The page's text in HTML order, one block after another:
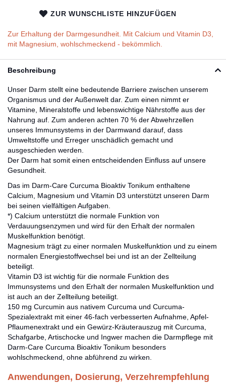
ZUR WUNSCHLISTE HINZUFÜGEN
Zur Erhaltung der Darmgesundheit. Mit Calcium und Vitamin D3,
mit Magnesium, wohlschmeckend - bekömmlich.
Beschreibung
Unser Darm stellt eine bedeutende Barriere zwischen unserem
Organismus und der Außenwelt dar. Zum einen nimmt er
Vitamine, Mineralstoffe und lebenswichtige Nährstoffe aus der
Nahrung auf. Zum anderen achten 70 % der Abwehrzellen
unseres Immunsystems in der Darmwand darauf, dass
Umweltstoffe und Erreger unschädlich gemacht und
ausgeschieden werden.
Der Darm hat somit einen entscheidenden Einfluss auf unsere
Gesundheit.
Das im Darm-Care Curcuma Bioaktiv Tonikum enthaltene
Calcium, Magnesium und Vitamin D3 unterstützt unseren Darm
bei seinen vielfältigen Aufgaben.
*) Calcium unterstützt die normale Funktion von
Verdauungsenzymen und wird für den Erhalt der normalen
Muskelfunktion benötigt.
Magnesium trägt zu einer normalen Muskelfunktion und zu einem
normalen Energiestoffwechsel bei und ist an der Zellteilung
beteiligt.
Vitamin D3 ist wichtig für die normale Funktion des
Immunsystems und den Erhalt der normalen Muskelfunktion und
ist auch an der Zellteilung beteiligt.
150 mg Curcumin aus nativem Curcuma und Curcuma-
Spezialextrakt mit einer 46-fach verbesserten Aufnahme, Apfel-
Pflaumenextrakt und ein Gewürz-Kräuterauszug mit Curcuma,
Schafgarbe, Artischocke und Ingwer machen die Darmpflege mit
Darm-Care Curcuma Bioaktiv Tonikum besonders
wohlschmeckend, ohne abführend zu wirken.
Anwendungen, Dosierung, Verzehrempfehlung